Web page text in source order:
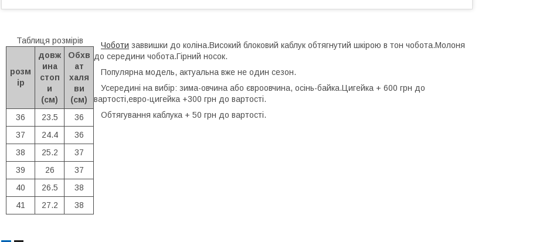
Таблиця розмірів
розм
ір
довж
ина
стоп
и
(см)
Обхв
ат
халя
ви
(см)
36
23.5
36
37
24.4
36
38
25.2
37
39
26
37
40
26.5
38
41
27.2 38
Чоботи заввишки до коліна.Високий блоковий каблук обтягнутий шкірою в тон чобота.Молоня
до середини чобота.Гірний носок.
Популярна модель, актуальна вже не один сезон.
Усередині на вибір: зима-овчина або євроовчина, осінь-байка.Цигейка + 600 грн до
вартості,евро-цигейка +300 грн до вартості.
Обтягування каблука + 50 грн до вартості.